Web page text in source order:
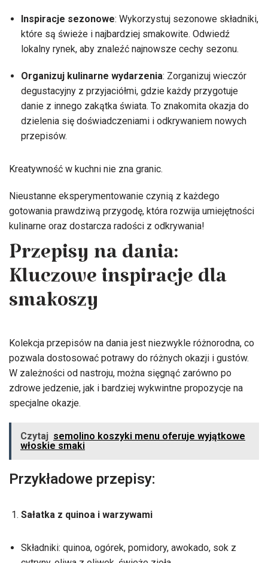
Inspiracje sezonowe: Wykorzystuj sezonowe składniki,
które są świeże i najbardziej smakowite. Odwiedź
lokalny rynek, aby znaleźć najnowsze cechy sezonu.
Organizuj kulinarne wydarzenia: Zorganizuj wieczór
degustacyjny z przyjaciółmi, gdzie każdy przygotuje
danie z innego zakątka świata. To znakomita okazja do
dzielenia się doświadczeniami i odkrywaniem nowych
przepisów.
Kreatywność w kuchni nie zna granic.
Nieustanne eksperymentowanie czynią z każdego
gotowania prawdziwą przygodę, która rozwija umiejętności
kulinarne oraz dostarcza radości z odkrywania!
Przepisy na dania:
Kluczowe inspiracje dla
smakoszy
Kolekcja przepisów na dania jest niezwykle różnorodna, co
pozwala dostosować potrawy do różnych okazji i gustów.
W zależności od nastroju, można sięgnąć zarówno po
zdrowe jedzenie, jak i bardziej wykwintne propozycje na
specjalne okazje.
Czytaj semolino koszyki menu oferuje wyjątkowe
włoskie smaki
Przykładowe przepisy:
Sałatka z quinoa i warzywami
Składniki: quinoa, ogórek, pomidory, awokado, sok z